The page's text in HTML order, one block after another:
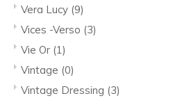
Vera Lucy (9)
Vices -Verso (3)
Vie Or (1)
Vintage (0)
Vintage Dressing (3)